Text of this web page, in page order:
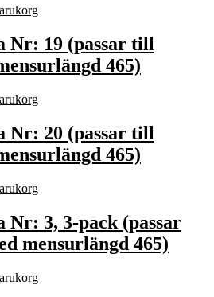
Nr: 19 (passar till
465)
Nr: 20 (passar till
465)
Nr: 3, 3-pack (passar
mensurlängd 465)